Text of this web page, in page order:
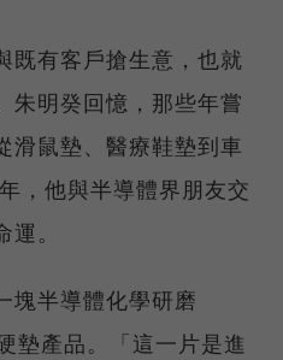
既有客戶搶生意，也就
朱明癸回憶，那些年嘗
滑鼠墊、醫療鞋墊到車
，他與半導體界朋友交
。
塊半導體化學研磨
墊產品。「這一片是進